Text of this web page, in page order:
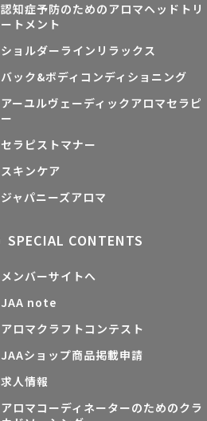
認知症予防のためのアロマヘッドトリ
ートメント
ショルダーラインリラックス
バック&ボディコンディショニング
アーユルヴェーディックアロマセラピ
ー
セラピストマナー
スキンケア
ジャパニーズアロマ
SPECIAL CONTENTS
メンバーサイトへ
JAA note
アロマクラフトコンテスト
JAAショップ商品掲載申請
求人情報
アロマコーディネーターのためのクラ